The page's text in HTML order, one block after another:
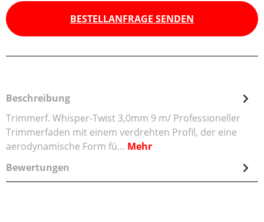
BESTELLANFRAGE SENDEN
Beschreibung
Trimmerf. Whisper-Twist 3,0mm 9 m/ Professioneller
Trimmerfaden mit einem verdrehten Profil, der eine
aerodynamische Form fü… Mehr
Bewertungen